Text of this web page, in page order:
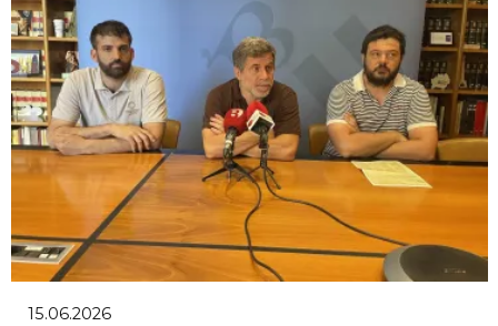
15.06.2026